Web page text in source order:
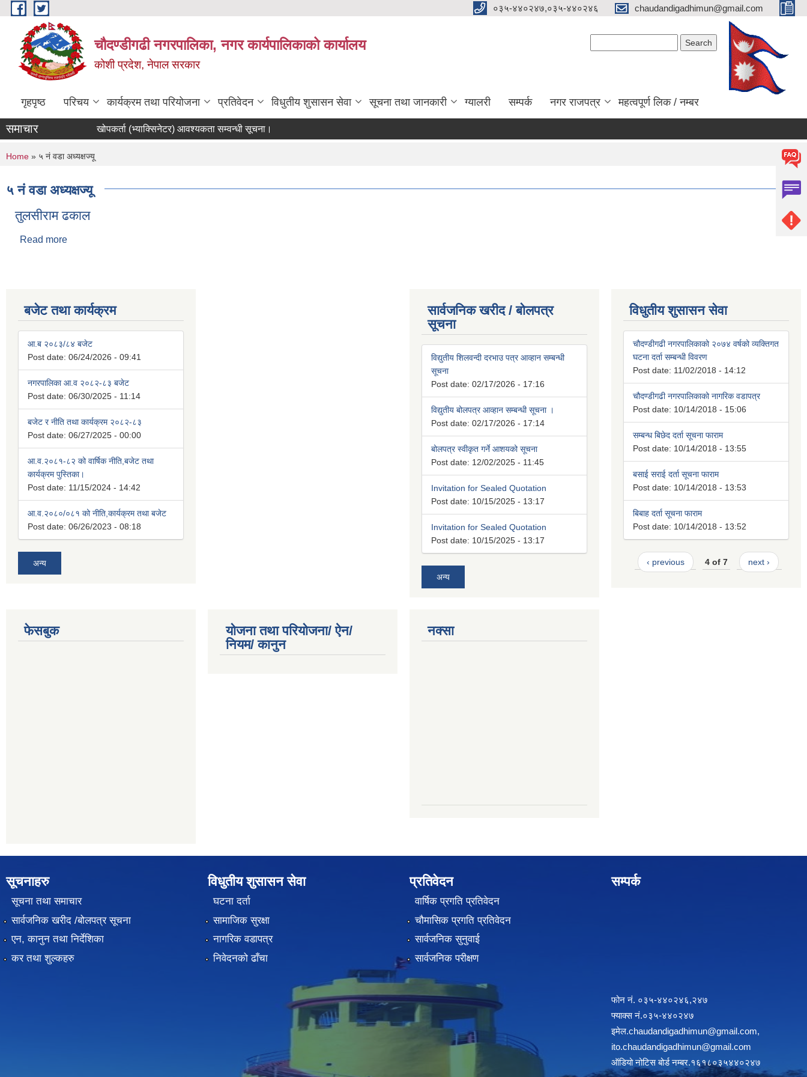
Skip to main content ०३५-४४०२४७,०३५-४४०२४६ chaudandigadhimun@gmail.com
चौदण्डीगढी नगरपालिका, नगर कार्यपालिकाको कार्यालय
कोशी प्रदेश, नेपाल सरकार
गृहपृष्ठ परिचय कार्यक्रम तथा परियोजना प्रतिवेदन विधुतीय शुसासन सेवा सूचना तथा जानकारी ग्यालरी सम्पर्क नगर राजपत्र महत्वपूर्ण लिक / नम्बर
समाचार खोपकर्ता (भ्याक्सिनेटर) आवश्यकता सम्वन्धी सूचना।
आन्तरिक आयसम्बन्धी शिलबन्दी दरभाउपत्र आव्हानको सूचना कार्यालयबाट तेस्रो पटक सूचना प्रकाशन मिति-२०८३/०४/१४
You are here
Home » ५ नं वडा अध्यक्षज्यू
५ नं वडा अध्यक्षज्यू
तुलसीराम ढकाल
Read more
बजेट तथा कार्यक्रम
आ.ब २०८३/८४ बजेट
Post date: 06/24/2026 - 09:41
नगरपालिका आ.व २०८२-८३ बजेट
Post date: 06/30/2025 - 11:14
बजेट र नीति तथा कार्यक्रम २०८२-८३
Post date: 06/27/2025 - 00:00
आ.व.२०८१-८२ को वार्षिक नीति,बजेट तथा
कार्यक्रम पुस्तिका।
Post date: 11/15/2024 - 14:42
आ.व.२०८०/०८१ को नीति,कार्यक्रम तथा बजेट
Post date: 06/26/2023 - 08:18
अन्य
सार्वजनिक खरीद / बोलपत्र
सूचना
विद्युतीय शिलवन्दी दरभाउ पत्र आव्हान सम्बन्धी
सूचना
Post date: 02/17/2026 - 17:16
विद्युतीय बोलपत्र आव्हान सम्बन्धी सूचना ।
Post date: 02/17/2026 - 17:14
बोलपत्र स्वीकृत गर्ने आशयको सूचना
Post date: 12/02/2025 - 11:45
Invitation for Sealed Quotation
Post date: 10/15/2025 - 13:17
Invitation for Sealed Quotation
Post date: 10/15/2025 - 13:17
अन्य
विधुतीय शुसासन सेवा
चौदण्डीगढी नगरपालिकाको २०७४ वर्षको व्यक्तिगत
घटना दर्ता सम्बन्धी विवरण
Post date: 11/02/2018 - 14:12
चौदण्डीगढी नगरपालिकाको नागरिक वडापत्र
Post date: 10/14/2018 - 15:06
सम्बन्ध बिछेद दर्ता सूचना फाराम
Post date: 10/14/2018 - 13:55
बसाई सराई दर्ता सूचना फाराम
Post date: 10/14/2018 - 13:53
बिबाह दर्ता सूचना फाराम
Post date: 10/14/2018 - 13:52
‹ previous 4 of 7 next ›
फेसबुक
योजना तथा परियोजना/ ऐन/
नियम/ कानुन
नक्सा
सूचनाहरु
सूचना तथा समाचार
सार्वजनिक खरीद /बोलपत्र सूचना
एन, कानुन तथा निर्देशिका
कर तथा शुल्कहरु
विधुतीय शुसासन सेवा
घटना दर्ता
सामाजिक सुरक्षा
नागरिक वडापत्र
निवेदनको ढाँचा
प्रतिवेदन
वार्षिक प्रगति प्रतिवेदन
चौमासिक प्रगति प्रतिवेदन
सार्वजनिक सुनुवाई
सार्वजनिक परीक्षण
सम्पर्क
फोन नं. ०३५-४४०२४६,२४७
फ्याक्स नं.०३५-४४०२४७
इमेल.chaudandigadhimun@gmail.com,
ito.chaudandigadhimun@gmail.com
ऑडियो नोटिस बोर्ड नम्बर.१६१८०३५४४०२४७